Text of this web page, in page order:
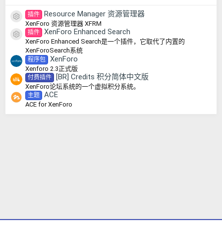
资源图标
插件 Resource Manager 资源管理器
XenForo 资源管理器 XFRM
资源图标
插件 XenForo Enhanced Search
XenForo Enhanced Search是一个插件，它取代了内置的
XenForoSearch系统
程序包 XenForo
Xenforo 2.3正式版
付费插件 [BR] Credits 积分简体中文版
XenForo论坛系统的一个虚拟积分系统。
主题 ACE
ACE for XenForo